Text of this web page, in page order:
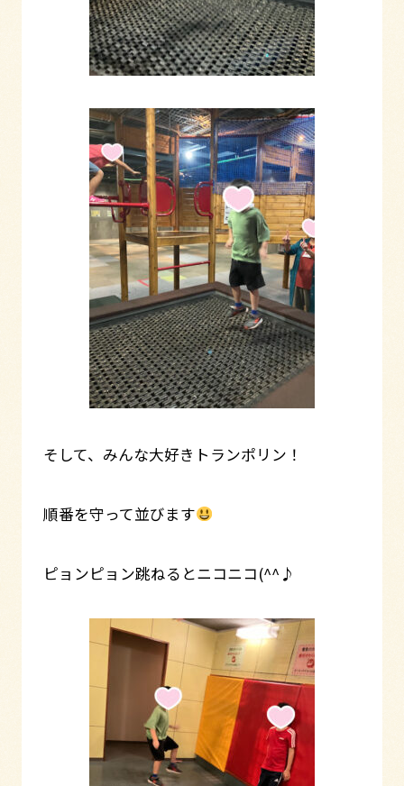
そして、みんな大好きトランポリン！
順番を守って並びます
ピョンピョン跳ねるとニコニコ(^^♪